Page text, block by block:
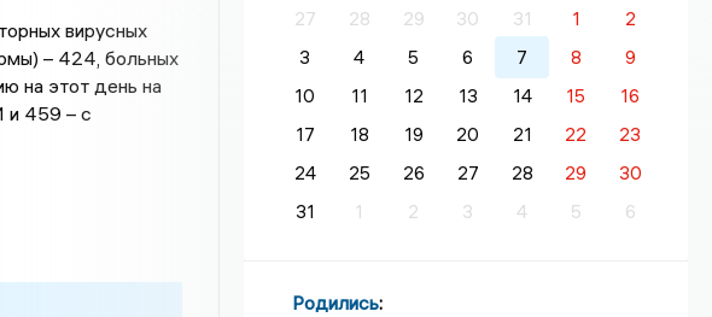
вирусных
– 424, больных
на этот день на
и 459 – с
27
28 29 30 31 1
2
3
4 5 6 7 8
9
10
11 12 13 14 15
16
17
18 19 20 21 22
23
24
25 26 27 28 29
30
31
1 2 3 4 5 6
Родились: